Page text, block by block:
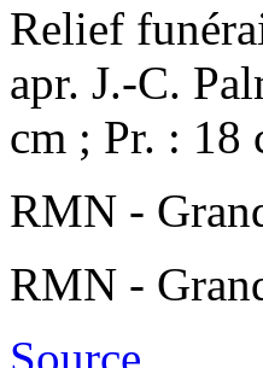
Relief
apr. J.-C.
cm ; Pr. : 18
RMN -
RMN -